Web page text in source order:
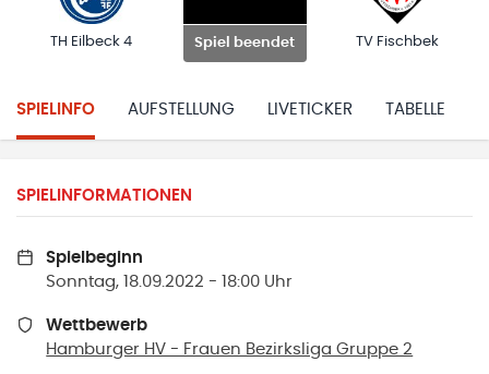
TH Eilbeck 4 Spiel beendet TV Fischbek
SPIELINFO AUFSTELLUNG LIVETICKER TABELLE
SPIELINFORMATIONEN
Spielbeginn
Sonntag, 18.09.2022 - 18:00 Uhr
Wettbewerb
Hamburger HV - Frauen Bezirksliga Gruppe 2